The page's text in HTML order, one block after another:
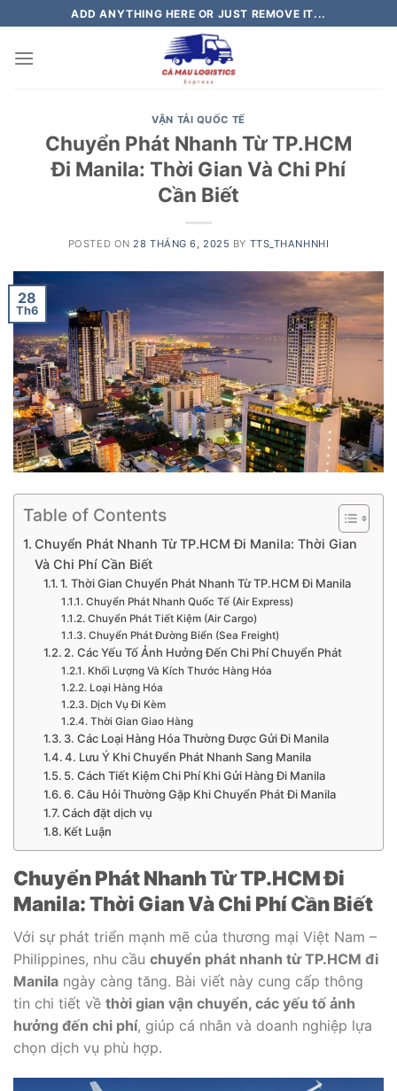
to
content
ADD ANYTHING HERE OR JUST REMOVE IT...
VẬN TẢI QUỐC TẾ
Chuyển Phát Nhanh Từ TP.HCM
Đi Manila: Thời Gian Và Chi Phí
Cần Biết
POSTED ON 28 THÁNG 6, 2025 BY TTS_THANHNHI
28
Th6
Table of Contents
Chuyển Phát Nhanh Từ TP.HCM Đi Manila: Thời Gian
Và Chi Phí Cần Biết
1. Thời Gian Chuyển Phát Nhanh Từ TP.HCM Đi Manila
Chuyển Phát Nhanh Quốc Tế (Air Express)
Chuyển Phát Tiết Kiệm (Air Cargo)
Chuyển Phát Đường Biển (Sea Freight)
2. Các Yếu Tố Ảnh Hưởng Đến Chi Phí Chuyển Phát
Khối Lượng Và Kích Thước Hàng Hóa
Loại Hàng Hóa
Dịch Vụ Đi Kèm
Thời Gian Giao Hàng
3. Các Loại Hàng Hóa Thường Được Gửi Đi Manila
4. Lưu Ý Khi Chuyển Phát Nhanh Sang Manila
5. Cách Tiết Kiệm Chi Phí Khi Gửi Hàng Đi Manila
6. Câu Hỏi Thường Gặp Khi Chuyển Phát Đi Manila
Cách đặt dịch vụ
Kết Luận
Chuyển Phát Nhanh Từ TP.HCM Đi
Manila: Thời Gian Và Chi Phí Cần Biết
Với sự phát triển mạnh mẽ của thương mại Việt Nam –
Philippines, nhu cầu chuyển phát nhanh từ TP.HCM đi
Manila ngày càng tăng. Bài viết này cung cấp thông
tin chi tiết về thời gian vận chuyển, các yếu tố ảnh
hưởng đến chi phí, giúp cá nhân và doanh nghiệp lựa
chọn dịch vụ phù hợp.